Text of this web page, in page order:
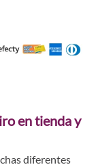
en tienda y
diferentes